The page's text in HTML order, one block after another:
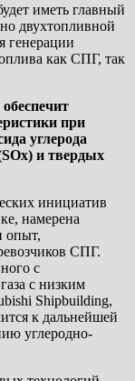
иметь главный
двухтопливной
генерации
как СПГ, так
при
углерода
и твердых
инициатив
намерена
опыт,
СПГ.
с
с низким
Shipbuilding,
к дальнейшей
углеродно-